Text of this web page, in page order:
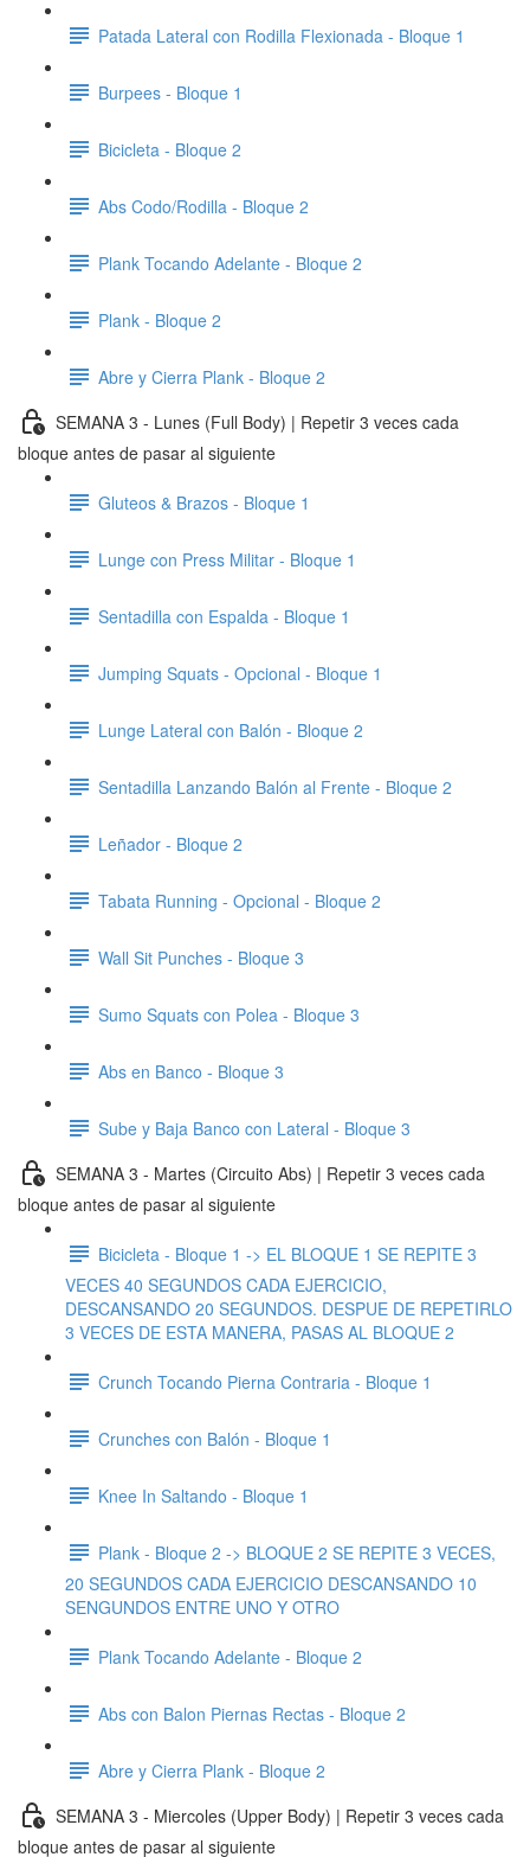
Patada Lateral con Rodilla Flexionada - Bloque 1
Burpees - Bloque 1
Bicicleta - Bloque 2
Abs Codo/Rodilla - Bloque 2
Plank Tocando Adelante - Bloque 2
Plank - Bloque 2
Abre y Cierra Plank - Bloque 2
SEMANA 3 - Lunes (Full Body) | Repetir 3 veces cada
bloque antes de pasar al siguiente
Gluteos & Brazos - Bloque 1
Lunge con Press Militar - Bloque 1
Sentadilla con Espalda - Bloque 1
Jumping Squats - Opcional - Bloque 1
Lunge Lateral con Balón - Bloque 2
Sentadilla Lanzando Balón al Frente - Bloque 2
Leñador - Bloque 2
Tabata Running - Opcional - Bloque 2
Wall Sit Punches - Bloque 3
Sumo Squats con Polea - Bloque 3
Abs en Banco - Bloque 3
Sube y Baja Banco con Lateral - Bloque 3
SEMANA 3 - Martes (Circuito Abs) | Repetir 3 veces cada
bloque antes de pasar al siguiente
Bicicleta - Bloque 1 -> EL BLOQUE 1 SE REPITE 3
VECES 40 SEGUNDOS CADA EJERCICIO,
DESCANSANDO 20 SEGUNDOS. DESPUE DE REPETIRLO
3 VECES DE ESTA MANERA, PASAS AL BLOQUE 2
Crunch Tocando Pierna Contraria - Bloque 1
Crunches con Balón - Bloque 1
Knee In Saltando - Bloque 1
Plank - Bloque 2 -> BLOQUE 2 SE REPITE 3 VECES,
20 SEGUNDOS CADA EJERCICIO DESCANSANDO 10
SENGUNDOS ENTRE UNO Y OTRO
Plank Tocando Adelante - Bloque 2
Abs con Balon Piernas Rectas - Bloque 2
Abre y Cierra Plank - Bloque 2
SEMANA 3 - Miercoles (Upper Body) | Repetir 3 veces cada
bloque antes de pasar al siguiente